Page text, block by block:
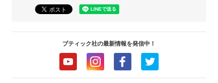
ブティック社の最新情報を発信中！